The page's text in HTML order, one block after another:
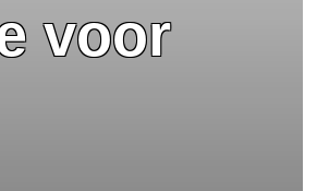
voor